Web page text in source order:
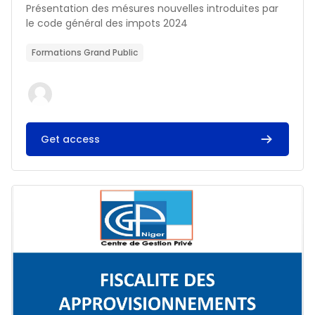
Résumé du cours :
Présentation des mésures nouvelles introduites par
le code général des impots 2024
Formations Grand Public
Get access
Image du cours FISCALITE DES APPROVISIONNEMENTS